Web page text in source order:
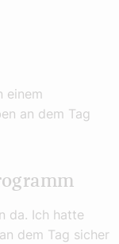
einem
an dem Tag
da. Ich hatte
dem Tag sicher